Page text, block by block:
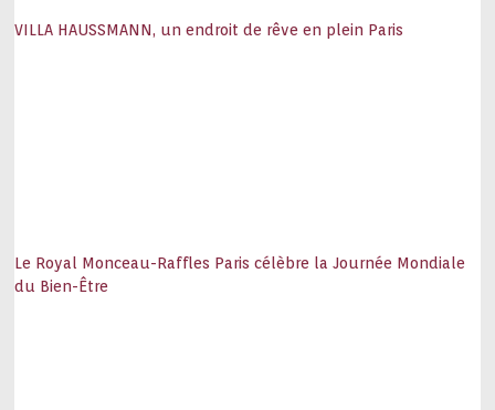
VILLA HAUSSMANN, un endroit de rêve en plein Paris
Le Royal Monceau-Raffles Paris célèbre la Journée Mondiale
du Bien-Être